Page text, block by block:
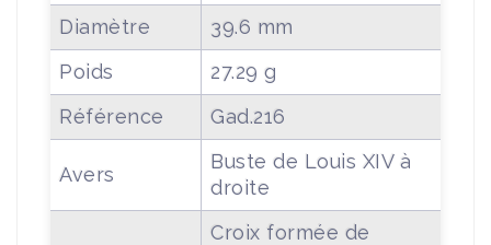
Diamètre
39.6 mm
Poids
27.29 g
Référence
Gad.216
Avers
Buste de Louis XIV à
droite
Croix formée de